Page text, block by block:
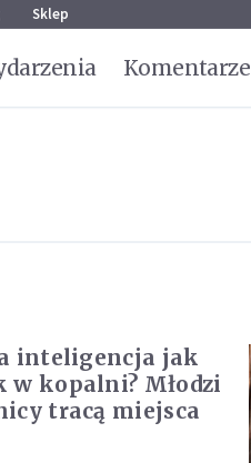
Sklep
Komentarze
inteligencja jak
w kopalni? Młodzi
tracą miejsca